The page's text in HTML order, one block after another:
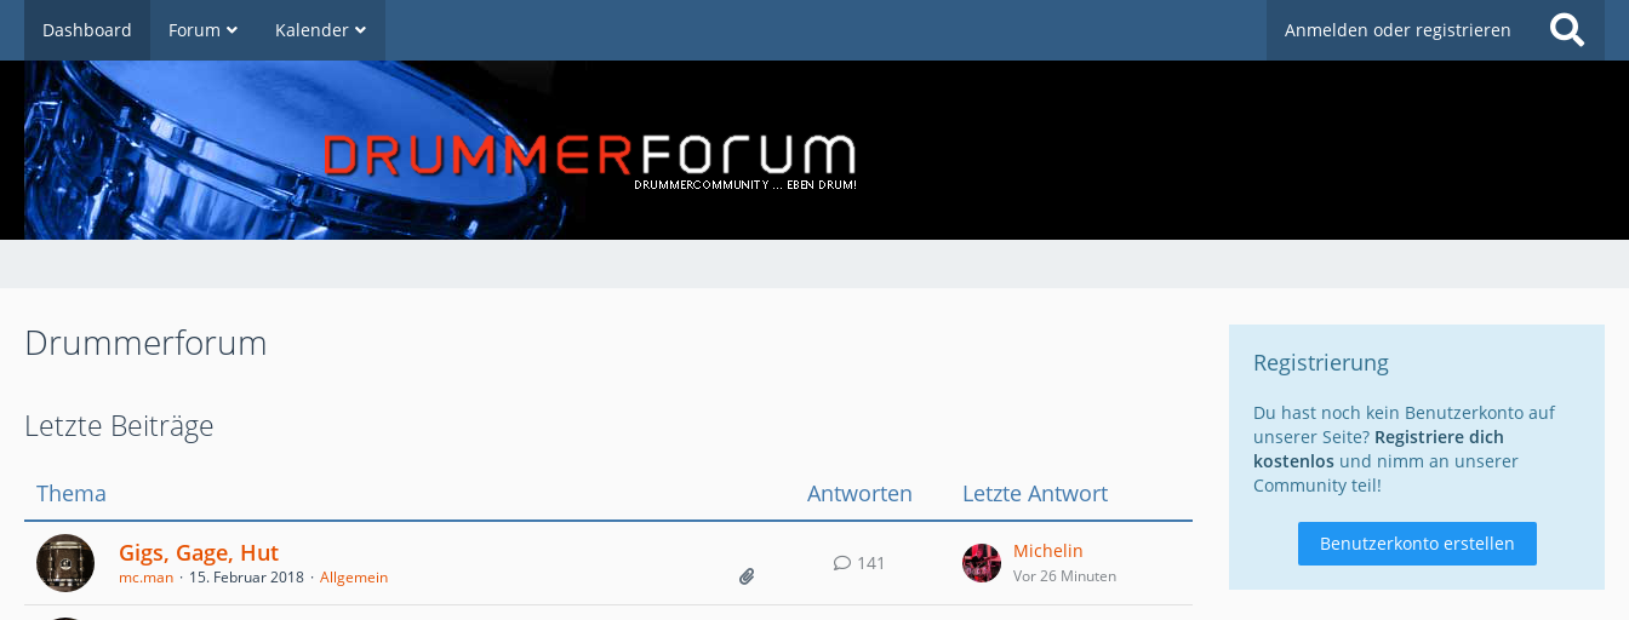
Dashboard Forum Kalender Anmelden oder registrieren
Drummerforum
Letzte Beiträge
Thema Antworten Letzte Antwort
Gigs, Gage, Hut
mc.man 15. Februar 2018 Allgemein
141
Michelin
Vor 26 Minuten
Registrierung
Du hast noch kein Benutzerkonto auf
unserer Seite? Registriere dich
kostenlos und nimm an unserer
Community teil!
Benutzerkonto erstellen